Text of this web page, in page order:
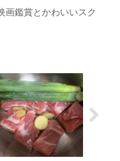
画鑑賞とかわいいスク